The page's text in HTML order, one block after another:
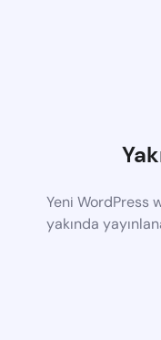
Yeni WordPress
yakında